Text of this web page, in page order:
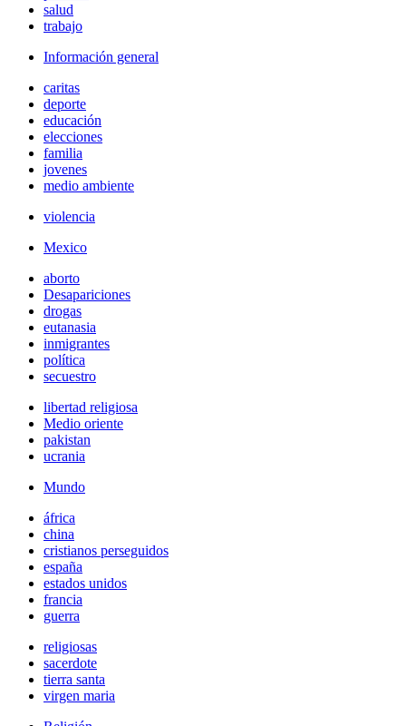
salud
trabajo
Información general
caritas
deporte
educación
elecciones
familia
jovenes
medio ambiente
violencia
Mexico
aborto
Desapariciones
drogas
eutanasia
inmigrantes
política
secuestro
libertad religiosa
Medio oriente
pakistan
ucrania
Mundo
áfrica
china
cristianos perseguidos
españa
estados unidos
francia
guerra
religiosas
sacerdote
tierra santa
virgen maria